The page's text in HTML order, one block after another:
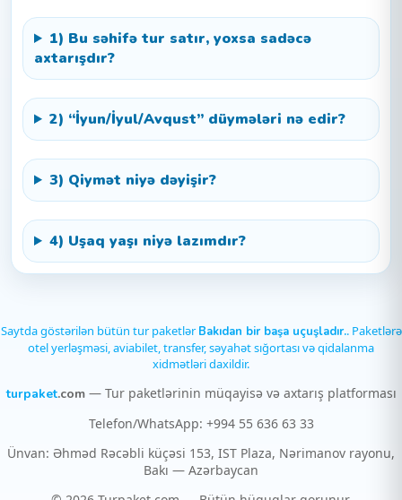
1) Bu səhifə tur satır, yoxsa sadəcə
axtarışdır?
2) “İyun/İyul/Avqust” düymələri nə edir?
3) Qiymət niyə dəyişir?
4) Uşaq yaşı niyə lazımdır?
Saytda göstərilən bütün tur paketlərBakıdan bir başa uçuşladır.. Paketlərə
otel yerləşməsi, aviabilet, transfer, səyahət sığortası və qidalanma
xidmətləri daxildir.
turpaket.com— Tur paketlərinin müqayisə və axtarış platforması
Telefon/WhatsApp: +994 55 636 63 33
Ünvan: Əhməd Rəcəbli küçəsi 153, IST Plaza, Nərimanov rayonu,
Bakı — Azərbaycan